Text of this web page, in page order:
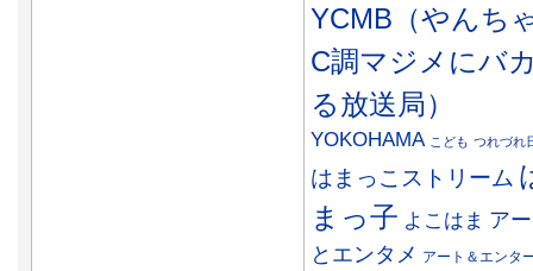
YCMB（やんち
C調マジメにバ
る放送局）
YOKOHAMA こども つれづれ
はまっこストリーム
まっ子 よこはま ア
とエンタメ アート＆エンタ